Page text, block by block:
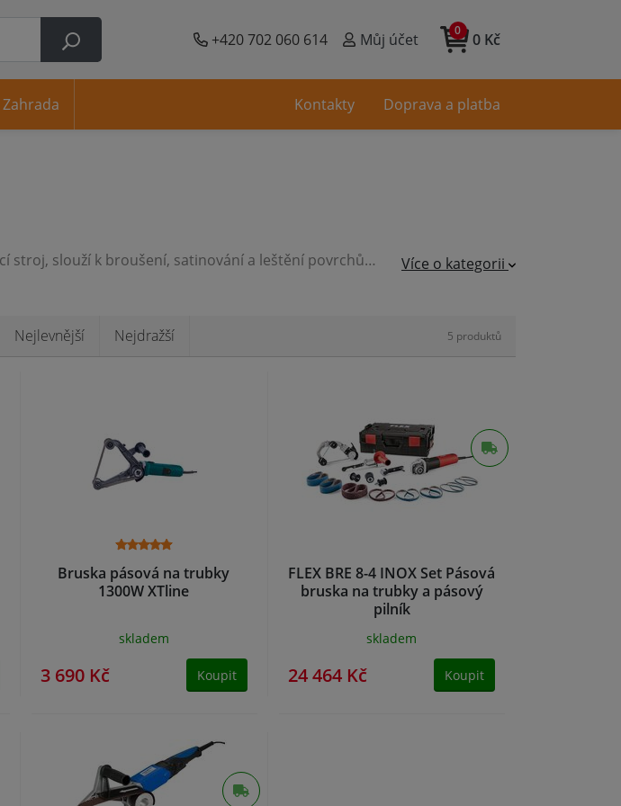
+420 702 060 614 Můj účet 0 Kč
0
Pásová bruska je dílenský obráběcí stroj, slouží k broušení, satinování a leštění povrchů různých materiálů, zejména dřeva, ale i plastů a výjimečně i neželezných kovů. Pásové brusky používají nekonečný brusný pás různé zrnitosti a šířky podle zvoleného stroje. Nabízíme i brusky na trubky z ušlechtilé oceli, kdy pohyblivé brusné rameno obepíná trubku jako had. Více o kategorii
Nejlevnější Nejdražší
Bruska pásová na trubky
1300W XTline
skladem
3 690 Kč Koupit
FLEX BRE 8-4 INOX Set Pásová
bruska na trubky a pásový
pilník
skladem
24 464 Kč Koupit
Zahrada Kontakty Doprava a platba